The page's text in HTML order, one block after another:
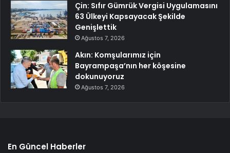
Çin: Sıfır Gümrük Vergisi Uygulamasını
63 Ülkeyi Kapsayacak Şekilde
Genişlettik
Ağustos 7, 2026
Akın: Komşularımız için
Bayrampaşa’nın her köşesine
dokunuyoruz
Ağustos 7, 2026
En Güncel Haberler